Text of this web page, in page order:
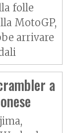
folle
MotoGP,
arrivare
a